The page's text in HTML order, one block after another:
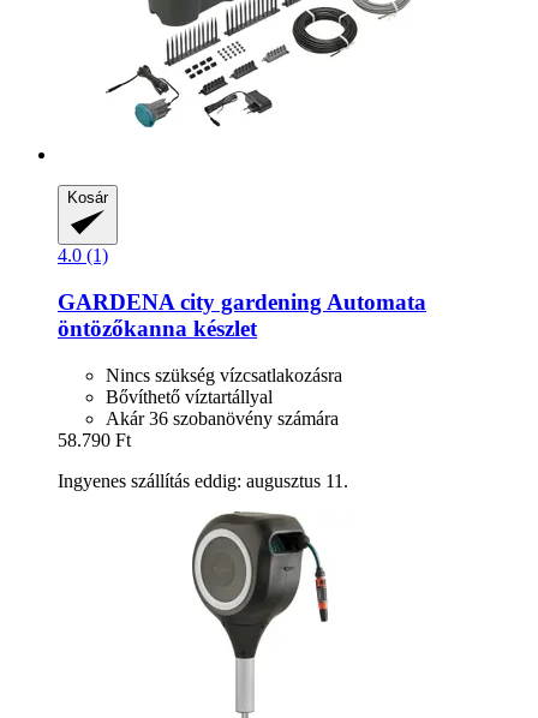
Kosár
4.0 (1)
GARDENA city gardening Automata
öntözőkanna készlet
Nincs szükség vízcsatlakozásra
Bővíthető víztartállyal
Akár 36 szobanövény számára
58.790 Ft
Ingyenes szállítás eddig: augusztus 11.